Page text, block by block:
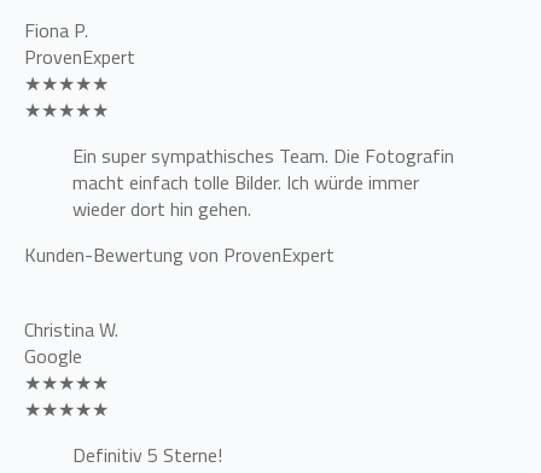
Fiona P.
ProvenExpert
★★★★★
★★★★★
Ein super sympathisches Team. Die Fotografin
macht einfach tolle Bilder. Ich würde immer
wieder dort hin gehen.
Kunden-Bewertung von ProvenExpert
Christina W.
Google
★★★★★
★★★★★
Definitiv 5 Sterne!